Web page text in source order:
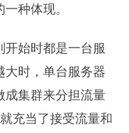
种体现。
始时都是一台服
大时，单台服务器
成集群来分担流量
充当了接受流量和